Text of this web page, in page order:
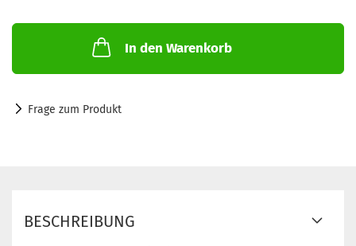
In den Warenkorb
Frage zum Produkt
BESCHREIBUNG